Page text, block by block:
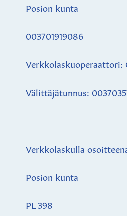
Posion kunta
003701919086
Verkkolaskuoperaattori:
Välittäjätunnus:
Verkkolaskulla
Posion kunta
PL 398